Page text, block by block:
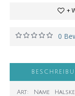
+
0
Art: Name